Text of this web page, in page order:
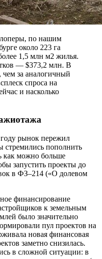
по нашим
около 223 га
1,5 млн м2 жилья.
— $373,2 млн. В
чем за аналогичный
спроса на
и насколько
рынок пережил
стремились пополнить
как можно больше
запустить проекты до
в ФЗ–214 («О долевом
финансирование
к земельным
было значительно
пул проектов на
новая финансовая
заметно снизилась.
в сложной ситуации: в